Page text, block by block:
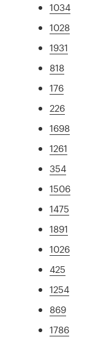
1034
1028
1931
818
176
226
1698
1261
354
1506
1475
1891
1026
425
1254
869
1786